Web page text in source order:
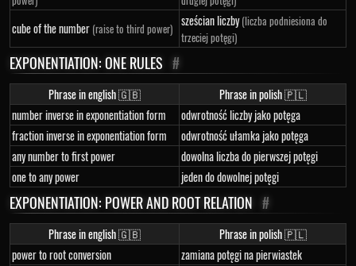
cube of the number (raise to third power) sześcian liczby(liczba podniesiona do
trzeciej potęgi)
EXPONENTIATION: ONE RULES #
Phrase in english 🇬🇧
Phrase in polish 🇵🇱
number inverse in exponentiation form
odwrotność liczby jako potęga
fraction inverse in exponentiation form
odwrotność ułamka jako potęga
any number to first power
dowolna liczba do pierwszej potęgi
one to any power
jeden do dowolnej potęgi
EXPONENTIATION: POWER AND ROOT RELATION #
Phrase in english 🇬🇧
Phrase in polish 🇵🇱
power to root conversion
zamiana potęgi na pierwiastek